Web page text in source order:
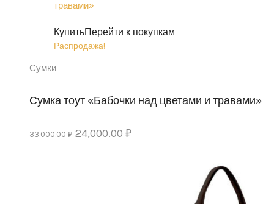
КупитьПерейти к покупкам
Распродажа!
Сумки
Сумка тоут «Бабочки над цветами и травами»
33,000.00 ₽ Первоначальная
24,000.00 ₽Текущая